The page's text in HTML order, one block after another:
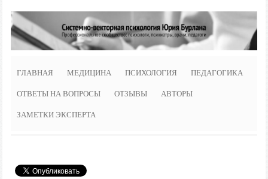
ГЛАВНАЯ МЕДИЦИНА ПСИХОЛОГИЯ ПЕДАГОГИКА
ОТВЕТЫ НА ВОПРОСЫ ОТЗЫВЫ АВТОРЫ
ЗАМЕТКИ ЭКСПЕРТА